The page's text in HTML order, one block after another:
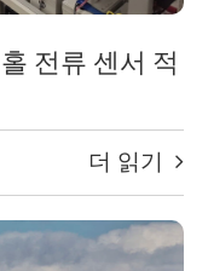
전류 센서 적
더 읽기